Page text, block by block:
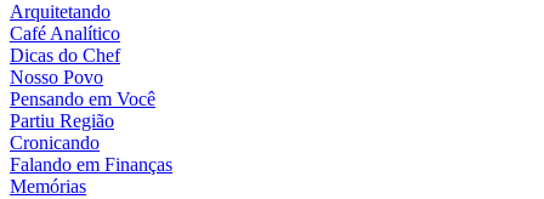
Arquitetando
Café Analítico
Dicas do Chef
Nosso Povo
Pensando em Você
Partiu Região
Cronicando
Falando em Finanças
Memórias